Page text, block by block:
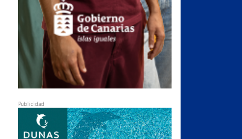
Publicidad